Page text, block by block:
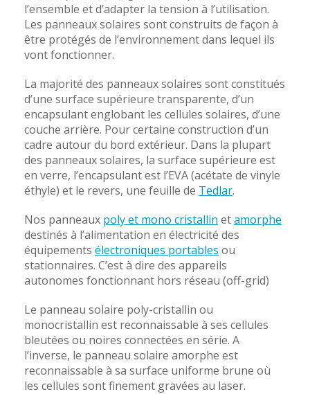
l’ensemble et d’adapter la tension à l’utilisation.
Les panneaux solaires sont construits de façon à
être protégés de l’environnement dans lequel ils
vont fonctionner.
La majorité des panneaux solaires sont constitués
d’une surface supérieure transparente, d’un
encapsulant englobant les cellules solaires, d’une
couche arrière. Pour certaine construction d’un
cadre autour du bord extérieur. Dans la plupart
des panneaux solaires, la surface supérieure est
en verre, l’encapsulant est l’EVA (acétate de vinyle
éthyle) et le revers, une feuille de Tedlar.
Nos panneaux poly et mono cristallin etamorphe
destinés à l’alimentation en électricité des
équipements électroniques portables ou
stationnaires. C’est à dire des appareils
autonomes fonctionnant hors réseau (off-grid)
Le panneau solaire poly-cristallin ou
monocristallin est reconnaissable à ses cellules
bleutées ou noires connectées en série. A
l’inverse, le panneau solaire amorphe est
reconnaissable à sa surface uniforme brune où
les cellules sont finement gravées au laser.